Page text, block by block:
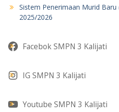
Sistem Penerimaan Murid Baru
2025/2026
Facebok SMPN 3 Kalijati
IG SMPN 3 Kalijati
Youtube SMPN 3 Kalijati